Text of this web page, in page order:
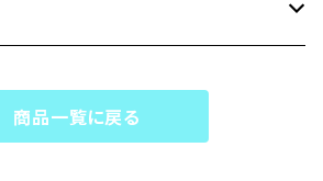
White & Clear
商品一覧に戻る